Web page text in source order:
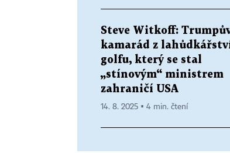
Steve Witkoff:
kamarád z
golfu, který se stal
„stínovým“ ministrem
zahraničí USA
14. 8. 2025 ▪ 4 min. čtení